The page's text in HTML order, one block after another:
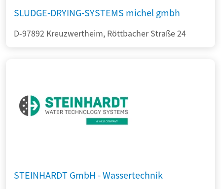
SLUDGE-DRYING-SYSTEMS michel gmbh
D-97892 Kreuzwertheim, Röttbacher Straße 24
STEINHARDT GmbH - Wassertechnik